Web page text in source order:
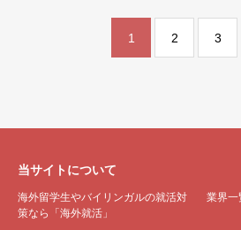
1 2 3
当サイトについて
海外留学生やバイリンガルの就活対
策なら「海外就活」
業界一